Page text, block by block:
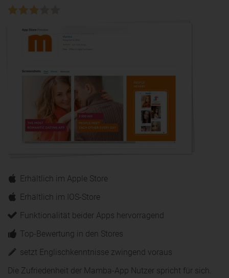
Erhältlich im Apple Store
Erhältlich im IOS-Store
Funktionalität beider Apps hervorragend
Top-Bewertung in den Stores
setzt Englischkenntnisse zwingend voraus
Die Zufriedenheit der Mamba-App Nutzer spricht für sich.